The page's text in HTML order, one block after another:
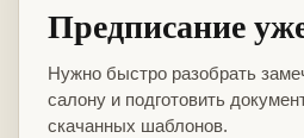
Предписание
Нужно быстро разобрать
салону и подготовить
скачанных шаблонов.